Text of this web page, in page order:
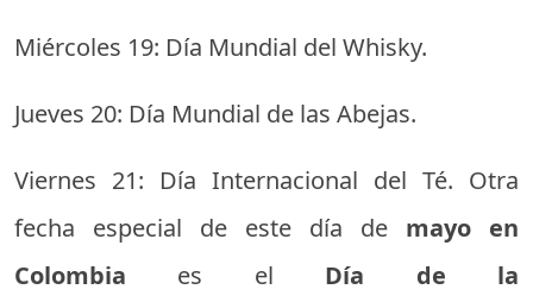
Miércoles 19: Día Mundial del Whisky.
Jueves 20: Día Mundial de las Abejas.
Viernes 21: Día Internacional del Té. Otra
fecha especial de este día de mayo en
Colombia es el Día de la